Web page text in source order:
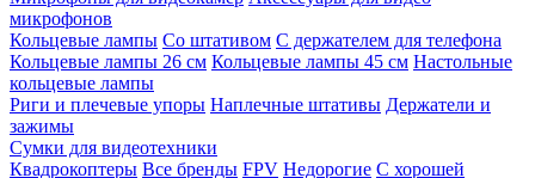
микрофонов
Кольцевые лампы Со штативом C держателем для телефона
Кольцевые лампы 26 см Кольцевые лампы 45 см Настольные
кольцевые лампы
Риги и плечевые упоры Наплечные штативы Держатели и
зажимы
Сумки для видеотехники
Квадрокоптеры Все бренды FPV Недорогие С хорошей